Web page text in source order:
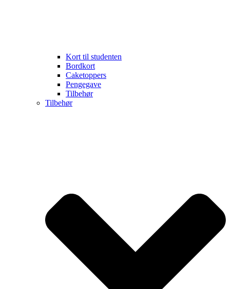
Kort til studenten
Bordkort
Caketoppers
Pengegave
Tilbehør
Tilbehør